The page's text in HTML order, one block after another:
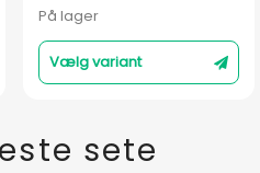
På lager
Vælg variant
sete